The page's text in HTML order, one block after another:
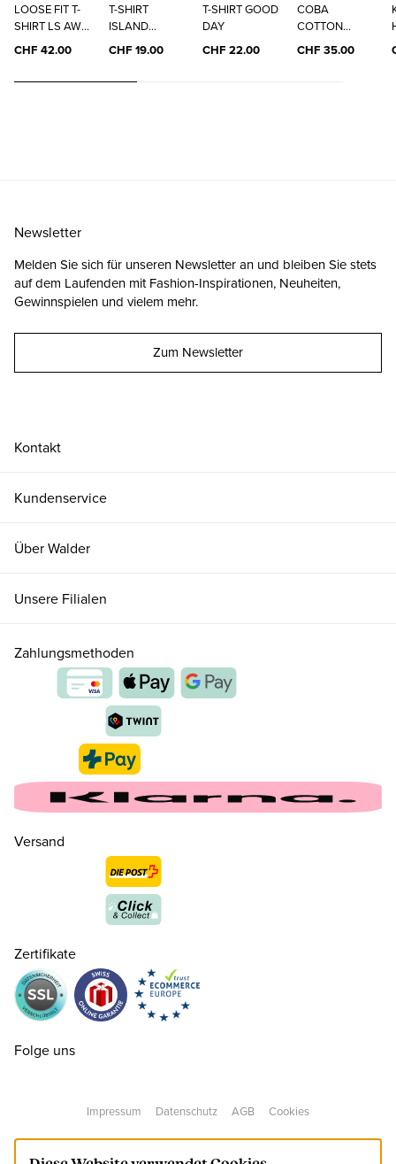
CHF 13.50
110 CHF 13.50 nur noch wenige verfügbar
LOOSE FIT T-
SHIRT LS AW
SLEEVE
CHF 42.00
T-SHIRT
ISLAND
MONKEY
CHF 19.00
T-SHIRT GOOD
DAY
CHF 22.00
COBA
COTTON
TSHIRT
CHF 35.00
Kontakt
Kundenservice
Über Walder
Unsere Filialen
Newsletter
Melden Sie sich für unseren Newsletter an und bleiben Sie stets
auf dem Laufenden mit Fashion-Inspirationen, Neuheiten,
Gewinnspielen und vielem mehr.
Zum Newsletter
Zahlungsmethoden
Versand
Zertifikate
Folge uns
Impressum Datenschutz AGB Cookies